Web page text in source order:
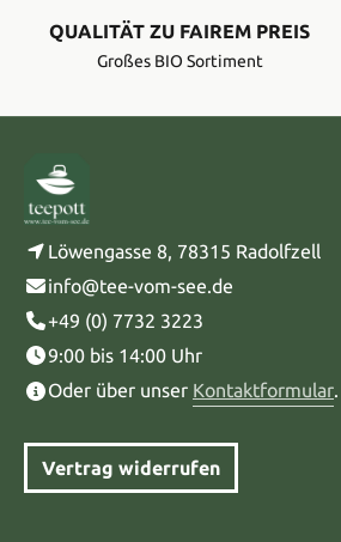
QUALITÄT ZU FAIREM PREIS
Großes BIO Sortiment
Löwengasse 8, 78315 Radolfzell
info@tee-vom-see.de
+49 (0) 7732 3223
9:00 bis 14:00 Uhr
Oder über unser Kontaktformular.
Vertrag widerrufen